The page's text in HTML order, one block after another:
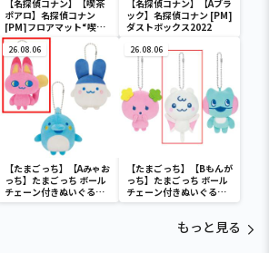
【名探偵コナン】【喫茶
ポアロ】名探偵コナン
[PM]フロアマット“喫茶
ポアロ”
【名探偵コナン】【Aブラ
ック】名探偵コナン [PM]
ダストボックス2022
26.08.06
【たまごっち】【Aみゃお
っち】たまごっち ボール
チェーン付きぬいぐるみ
～Tamagotchi
26.08.06
【たまごっち】【Bもんが
っち】たまごっち ボール
チェーン付きぬいぐるみ
～Tamagotchi
もっと見る